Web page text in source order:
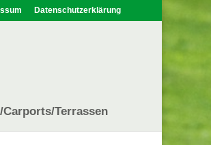
Datenschutzerklärung
Carports/Terrassen